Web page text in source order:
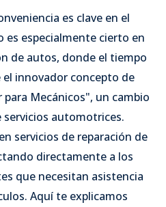
es clave en el
es especialmente cierto en
de autos, donde el tiempo
el innovador concepto de
para Mecánicos", un cambio
automotrices.
servicios de reparación de
directamente a los
que necesitan asistencia
Aquí te explicamos